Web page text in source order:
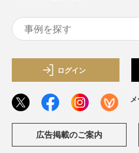
ログイン
広告掲載のご案内